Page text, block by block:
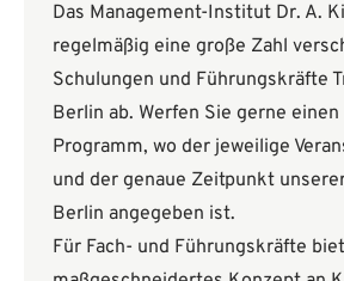
Das Management-Institut Dr. A.
regelmäßig eine große Zahl
Schulungen und Führungskräfte
Berlin ab. Werfen Sie gerne
Programm, wo der jeweilige
und der genaue Zeitpunkt
Berlin angegeben ist.
Für Fach- und Führungskräfte